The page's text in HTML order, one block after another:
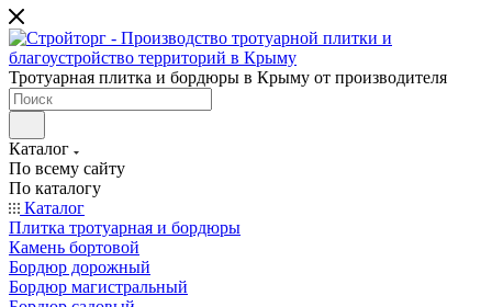
Тротуарная плитка и бордюры в Крыму от производителя
Каталог
По всему сайту
По каталогу
Каталог
Плитка тротуарная и бордюры
Камень бортовой
Бордюр дорожный
Бордюр магистральный